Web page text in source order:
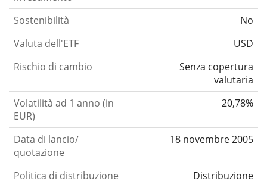
Sostenibilità
No
Valuta dell'ETF
USD
Rischio di cambio
Senza copertura
valutaria
Volatilità ad 1 anno (in
EUR)
20,78%
Data di lancio/
quotazione
18 novembre 2005
Politica di distribuzione
Distribuzione